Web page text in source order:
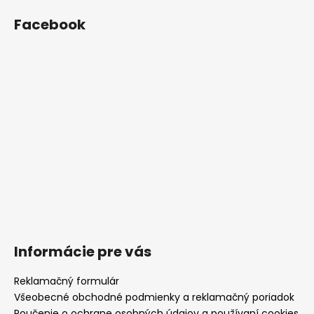
Facebook
Informácie pre vás
Reklamačný formulár
Všeobecné obchodné podmienky a reklamačný poriadok